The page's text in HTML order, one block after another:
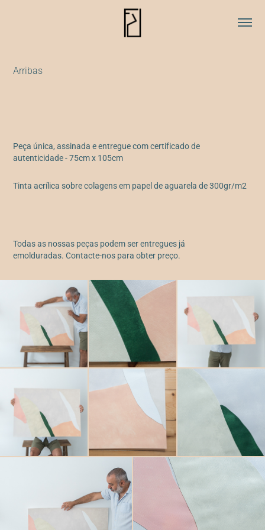
Arribas
Peça única, assinada e entregue com certificado de
autenticidade - 75cm x 105cm
Tinta acrílica sobre colagens em papel de aguarela de 300gr/m2
Todas as nossas peças podem ser entregues já
emolduradas. Contacte-nos para obter preço.